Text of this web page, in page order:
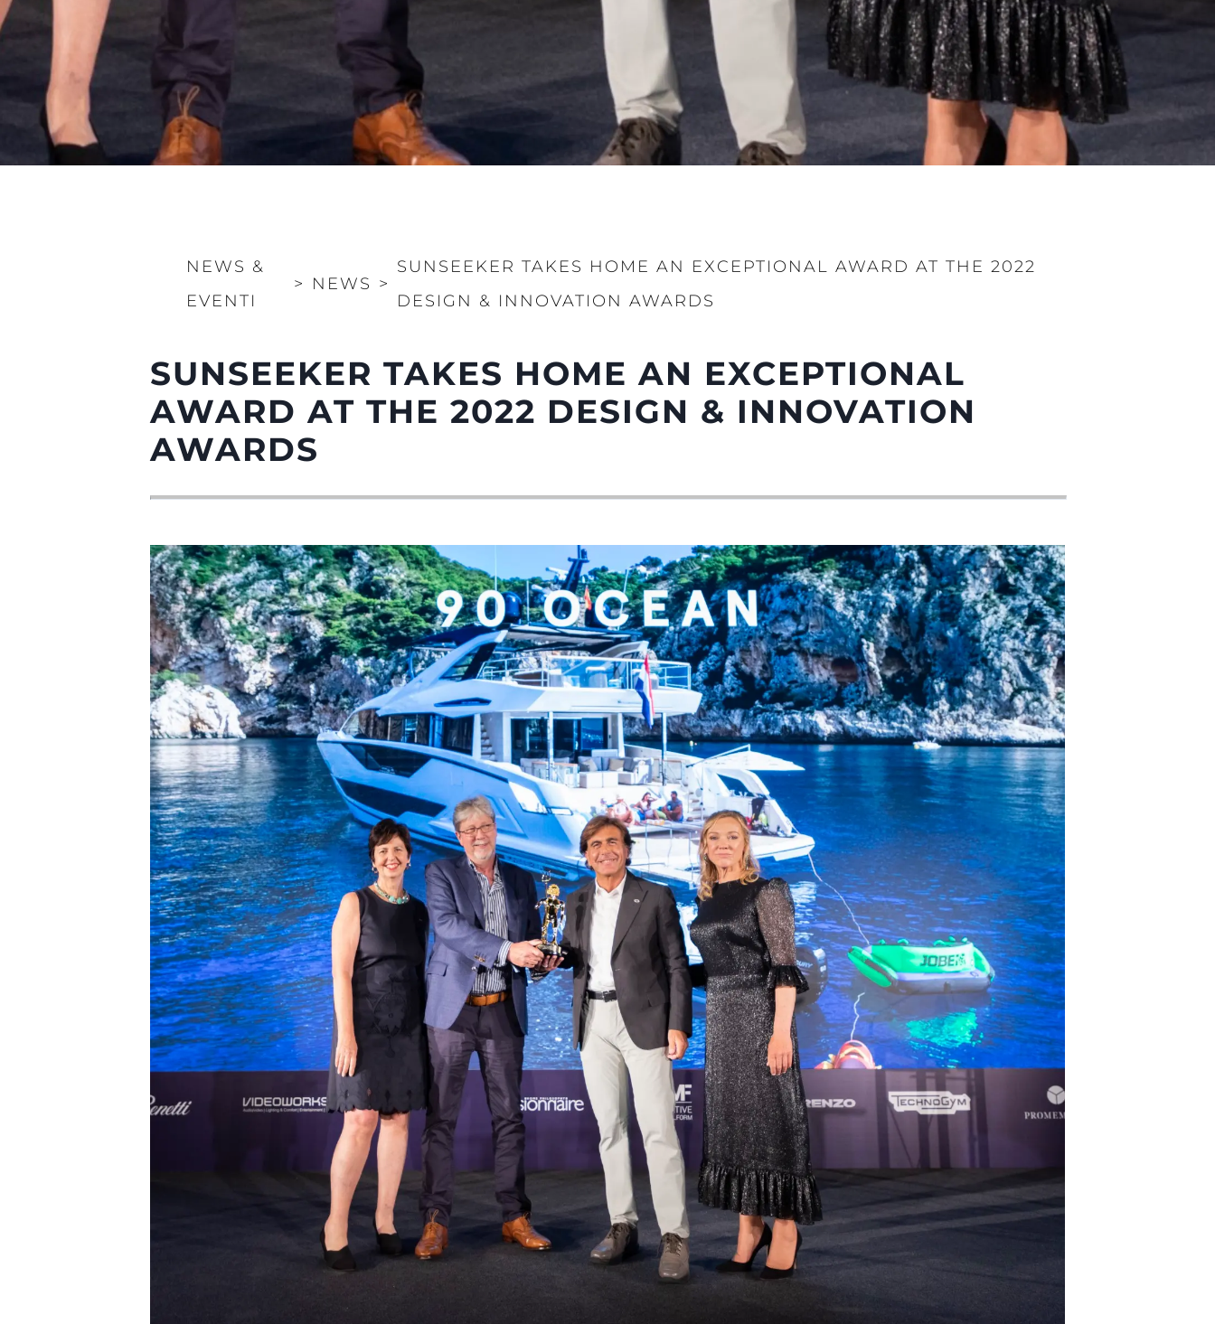
NEWS &
EVENTI
> NEWS >
SUNSEEKER TAKES HOME AN EXCEPTIONAL AWARD AT THE 2022
DESIGN & INNOVATION AWARDS
SUNSEEKER TAKES HOME AN EXCEPTIONAL
AWARD AT THE 2022 DESIGN & INNOVATION
AWARDS
Informazioni
Mappa Del Sito
Contatti
Cookies
Aspetti Legali
POLICY SULLA PRIVACY
MODERN SLAVERY
STATEMENT
TERMINI E CONDIZIONI
COOKIE POLICY
RECLUTAMENTO
L'azienda
Brokerage
Charter
News
Eventi
Innovazione
L'azienda
Il Team
Lifestyle
Heritage
Valuta La Tua Imbarcazione